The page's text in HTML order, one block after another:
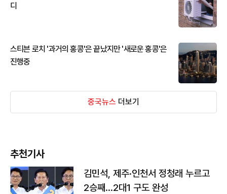
디
스티븐 로치 '과거의 홍콩'은 끝났지만 '새로운 홍콩'은
진행중
중국뉴스 더보기
추천기사
김민석, 제주·인천서 정청래 누르고
2승째…2대1 구도 완성